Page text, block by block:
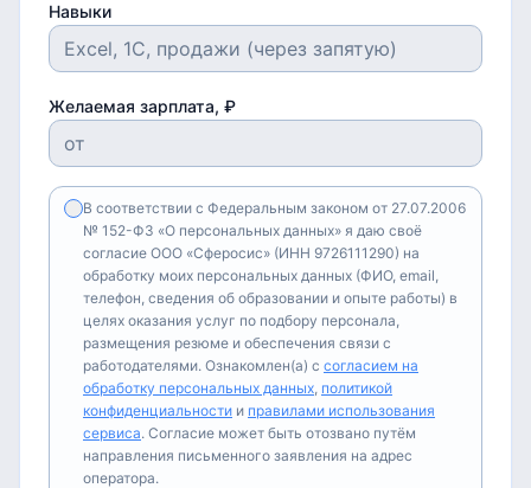
Навыки
Желаемая зарплата, ₽
В соответствии с Федеральным законом от 27.07.2006
№ 152-ФЗ «О персональных данных» я даю своё
согласие ООО «Сферосис» (ИНН 9726111290) на
обработку моих персональных данных (ФИО, email,
телефон, сведения об образовании и опыте работы) в
целях оказания услуг по подбору персонала,
размещения резюме и обеспечения связи с
работодателями. Ознакомлен(а) с согласием на
обработку персональных данных, политикой
конфиденциальности и правилами использования
сервиса. Согласие может быть отозвано путём
направления письменного заявления на адрес
оператора.